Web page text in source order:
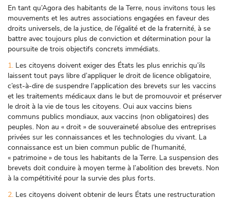
En tant qu’Agora des habitants de la Terre, nous invitons tous les
mouvements et les autres associations engagées en faveur des
droits universels, de la justice, de l’égalité et de la fraternité, à se
battre avec toujours plus de conviction et détermination pour la
poursuite de trois objectifs concrets immédiats.
1.
Les citoyens doivent exiger des États les plus enrichis qu’ils
laissent tout pays libre d’appliquer le droit de licence obligatoire,
c’est-à-dire de suspendre l’application des brevets sur les vaccins
et les traitements médicaux dans le but de promouvoir et préserver
le droit à la vie de tous les citoyens. Oui aux vaccins biens
communs publics mondiaux, aux vaccins (non obligatoires) des
peuples. Non au « droit » de souveraineté absolue des entreprises
privées sur les connaissances et les technologies du vivant. La
connaissance est un bien commun public de l’humanité,
« patrimoine » de tous les habitants de la Terre. La suspension des
brevets doit conduire à moyen terme à l’abolition des brevets. Non
à la compétitivité pour la survie des plus forts.
2. Les citoyens doivent obtenir de leurs États une restructuration